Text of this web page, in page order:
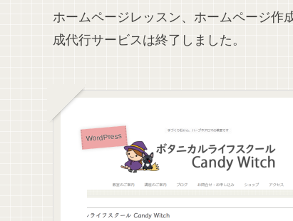
ホームページレッスン、ホームページ
成代行サービスは終了しました。
WordPress